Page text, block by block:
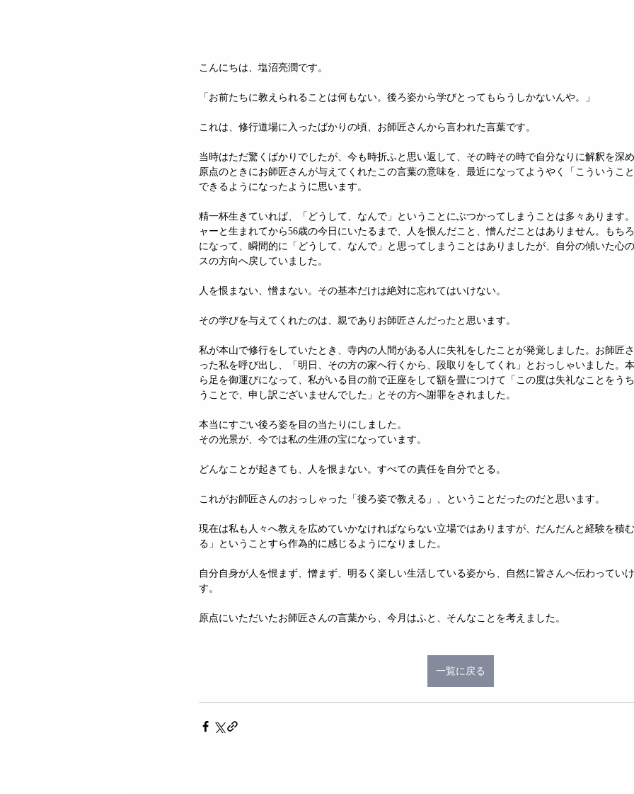
こんにちは、塩沼亮潤です。
「お前たちに教えられることは何もない。後ろ姿から学びとってもらうしかないんや。」
これは、修行道場に入ったばかりの頃、お師匠さんから言われた言葉です。
当時はただ驚くばかりでしたが、今も時折ふと思い返して、その時その時で自分なりに解釈を深
原点のときにお師匠さんが与えてくれたこの言葉の意味を、最近になってようやく「こういうこ
できるようになったように思います。
精一杯生きていれば、「どうして、なんで」ということにぶつかってしまうことは多々あります
ャーと生まれてから56歳の今日にいたるまで、人を恨んだこと、憎んだことはありません。もち
になって、瞬間的に「どうして、なんで」と思ってしまうことはありましたが、自分の傾いた心
スの方向へ戻していました。
人を恨まない、憎まない。その基本だけは絶対に忘れてはいけない。
その学びを与えてくれたのは、親でありお師匠さんだったと思います。
私が本山で修行をしていたとき、寺内の人間がある人に失礼をしたことが発覚しました。お師匠
った私を呼び出し、「明日、その方の家へ行くから、段取りをしてくれ」とおっしゃいました。
ら足を御運びになって、私がいる目の前で正座をして額を畳につけて「この度は失礼なことをう
うことで、申し訳ございませんでした」とその方へ謝罪をされました。
本当にすごい後ろ姿を目の当たりにしました。
その光景が、今では私の生涯の宝になっています。
どんなことが起きても、人を恨まない。すべての責任を自分でとる。
これがお師匠さんのおっしゃった「後ろ姿で教える」、ということだったのだと思います。
現在は私も人々へ教えを広めていかなければならない立場ではありますが、だんだんと経験を積
る」ということすら作為的に感じるようになりました。
自分自身が人を恨まず、憎まず、明るく楽しい生活している姿から、自然に皆さんへ伝わってい
す。
原点にいただいたお師匠さんの言葉から、今月はふと、そんなことを考えました。
一覧に戻る